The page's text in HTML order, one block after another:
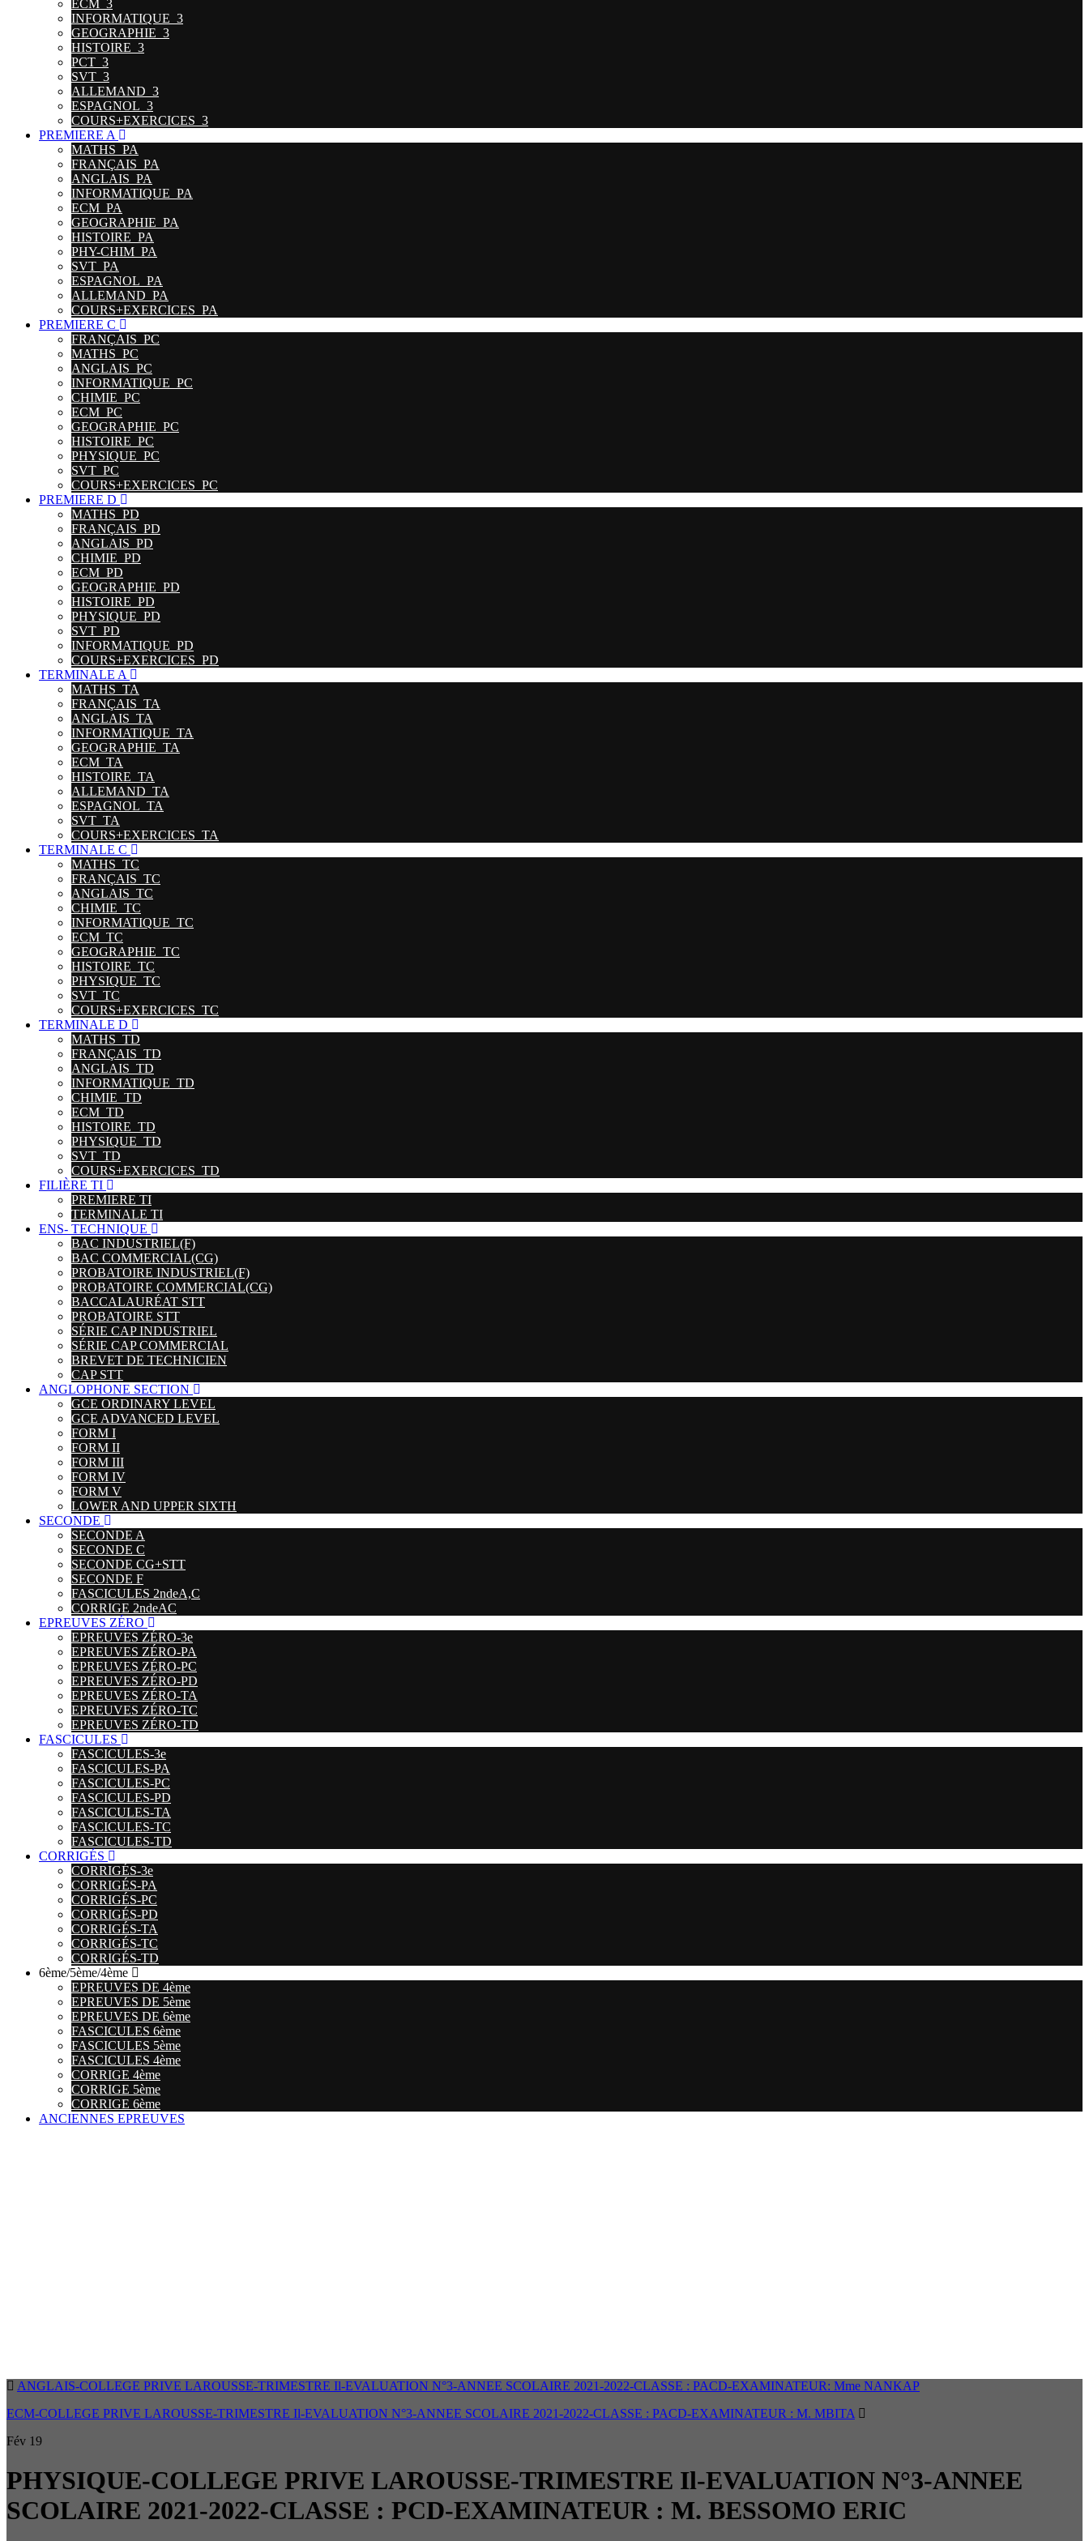
ECM_3
INFORMATIQUE_3
GEOGRAPHIE_3
HISTOIRE_3
PCT_3
SVT_3
ALLEMAND_3
ESPAGNOL_3
COURS+EXERCICES_3
PREMIERE A
MATHS_PA
FRANÇAIS_PA
ANGLAIS_PA
INFORMATIQUE_PA
ECM_PA
GEOGRAPHIE_PA
HISTOIRE_PA
PHY-CHIM_PA
SVT_PA
ESPAGNOL_PA
ALLEMAND_PA
COURS+EXERCICES_PA
PREMIERE C
FRANÇAIS_PC
MATHS_PC
ANGLAIS_PC
INFORMATIQUE_PC
CHIMIE_PC
ECM_PC
GEOGRAPHIE_PC
HISTOIRE_PC
PHYSIQUE_PC
SVT_PC
COURS+EXERCICES_PC
PREMIERE D
MATHS_PD
FRANÇAIS_PD
ANGLAIS_PD
CHIMIE_PD
ECM_PD
GEOGRAPHIE_PD
HISTOIRE_PD
PHYSIQUE_PD
SVT_PD
INFORMATIQUE_PD
COURS+EXERCICES_PD
TERMINALE A
MATHS_TA
FRANÇAIS_TA
ANGLAIS_TA
INFORMATIQUE_TA
GEOGRAPHIE_TA
ECM_TA
HISTOIRE_TA
ALLEMAND_TA
ESPAGNOL_TA
SVT_TA
COURS+EXERCICES_TA
TERMINALE C
MATHS_TC
FRANÇAIS_TC
ANGLAIS_TC
CHIMIE_TC
INFORMATIQUE_TC
ECM_TC
GEOGRAPHIE_TC
HISTOIRE_TC
PHYSIQUE_TC
SVT_TC
COURS+EXERCICES_TC
TERMINALE D
MATHS_TD
FRANÇAIS_TD
ANGLAIS_TD
INFORMATIQUE_TD
CHIMIE_TD
ECM_TD
HISTOIRE_TD
PHYSIQUE_TD
SVT_TD
COURS+EXERCICES_TD
FILIÈRE TI
PREMIERE TI
TERMINALE TI
ENS- TECHNIQUE
BAC INDUSTRIEL(F)
BAC COMMERCIAL(CG)
PROBATOIRE INDUSTRIEL(F)
PROBATOIRE COMMERCIAL(CG)
BACCALAURÉAT STT
PROBATOIRE STT
SÉRIE CAP INDUSTRIEL
SÉRIE CAP COMMERCIAL
BREVET DE TECHNICIEN
CAP STT
ANGLOPHONE SECTION
GCE ORDINARY LEVEL
GCE ADVANCED LEVEL
FORM I
FORM II
FORM III
FORM IV
FORM V
LOWER AND UPPER SIXTH
SECONDE
SECONDE A
SECONDE C
SECONDE CG+STT
SECONDE F
FASCICULES 2ndeA,C
CORRIGE 2ndeAC
EPREUVES ZÉRO
EPREUVES ZÉRO-3e
EPREUVES ZÉRO-PA
EPREUVES ZÉRO-PC
EPREUVES ZÉRO-PD
EPREUVES ZÉRO-TA
EPREUVES ZÉRO-TC
EPREUVES ZÉRO-TD
FASCICULES
FASCICULES-3e
FASCICULES-PA
FASCICULES-PC
FASCICULES-PD
FASCICULES-TA
FASCICULES-TC
FASCICULES-TD
CORRIGÉS
CORRIGÉS-3e
CORRIGÉS-PA
CORRIGÉS-PC
CORRIGÉS-PD
CORRIGÉS-TA
CORRIGÉS-TC
CORRIGÉS-TD
6ème/5ème/4ème
EPREUVES DE 4ème
EPREUVES DE 5ème
EPREUVES DE 6ème
FASCICULES 6ème
FASCICULES 5ème
FASCICULES 4ème
CORRIGE 4ème
CORRIGE 5ème
CORRIGE 6ème
ANCIENNES EPREUVES
ANGLAIS-COLLEGE PRIVE LAROUSSE-TRIMESTRE Il-EVALUATION N°3-ANNEE SCOLAIRE 2021-2022-CLASSE : PACD-EXAMINATEUR: Mme NANKAP
ECM-COLLEGE PRIVE LAROUSSE-TRIMESTRE Il-EVALUATION N°3-ANNEE SCOLAIRE 2021-2022-CLASSE : PACD-EXAMINATEUR : M. MBITA
Fév 19
PHYSIQUE-COLLEGE PRIVE LAROUSSE-TRIMESTRE Il-EVALUATION N°3-ANNEE
SCOLAIRE 2021-2022-CLASSE : PCD-EXAMINATEUR : M. BESSOMO ERIC